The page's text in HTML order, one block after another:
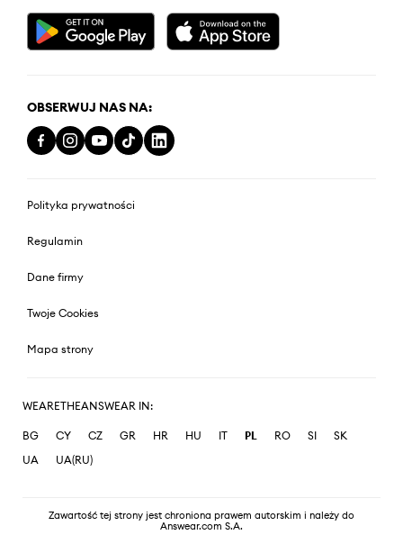
OBSERWUJ NAS NA:
Polityka prywatności
Regulamin
Dane firmy
Twoje Cookies
Mapa strony
WEARETHEANSWEAR IN:
BG CY CZ GR HR HU IT PL RO SI
SK
UA
UA(RU)
Zawartość tej strony jest chroniona prawem autorskim i należy do
Answear.com S.A.